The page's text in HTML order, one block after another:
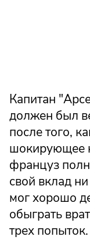
Капитан
должен был
после того,
шокирующее
француз
свой вклад
мог хорошо
обыграть
трех попыток.